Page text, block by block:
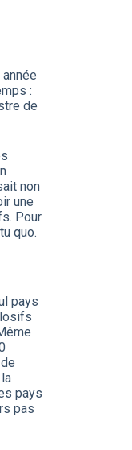
:
de
non
une
Pour
quo.
pays
pays
pas